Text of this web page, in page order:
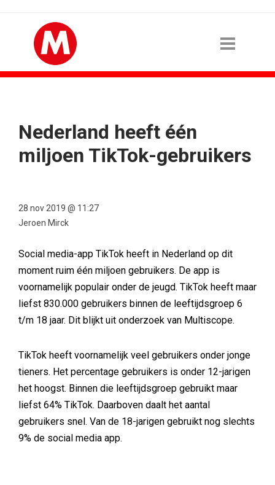
Nederland heeft één
miljoen TikTok-gebruikers
28 nov 2019 @ 11:27
Jeroen Mirck
Social media-app TikTok heeft in Nederland op dit
moment ruim één miljoen gebruikers. De app is
voornamelijk populair onder de jeugd. TikTok heeft maar
liefst 830.000 gebruikers binnen de leeftijdsgroep 6
t/m 18 jaar. Dit blijkt uit onderzoek van Multiscope.
TikTok heeft voornamelijk veel gebruikers onder jonge
tieners. Het percentage gebruikers is onder 12-jarigen
het hoogst. Binnen die leeftijdsgroep gebruikt maar
liefst 64% TikTok. Daarboven daalt het aantal
gebruikers snel. Van de 18-jarigen gebruikt nog slechts
9% de social media app.